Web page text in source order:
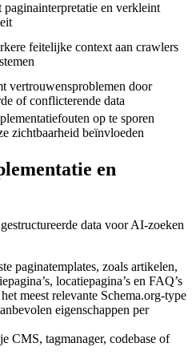
paginainterpretatie en verkleint
feitelijke context aan crawlers
vertrouwensproblemen door
of conflicterende data
op te sporen
zichtbaarheid beïnvloeden
en
data voor AI‑zoeken
paginatemplates, zoals artikelen,
locatiepagina’s en FAQ’s
meest relevante Schema.org‑type
eigenschappen per
CMS, tagmanager, codebase of